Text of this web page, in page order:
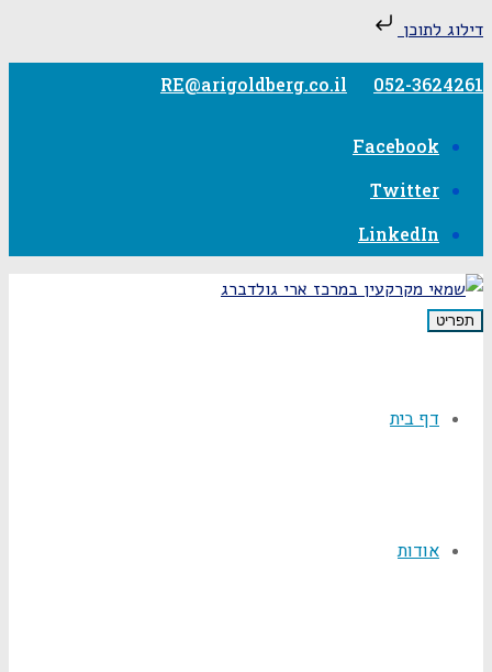
דילוג לתוכן
052-3624261
RE@arigoldberg.co.il
Facebook
Twitter
LinkedIn
תפריט
דף בית
אודות